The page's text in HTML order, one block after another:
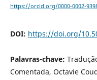
https://orcid.org/0000-0002-
DOI: https://doi.org/
Palavras-chave:
Comentada, Octavie